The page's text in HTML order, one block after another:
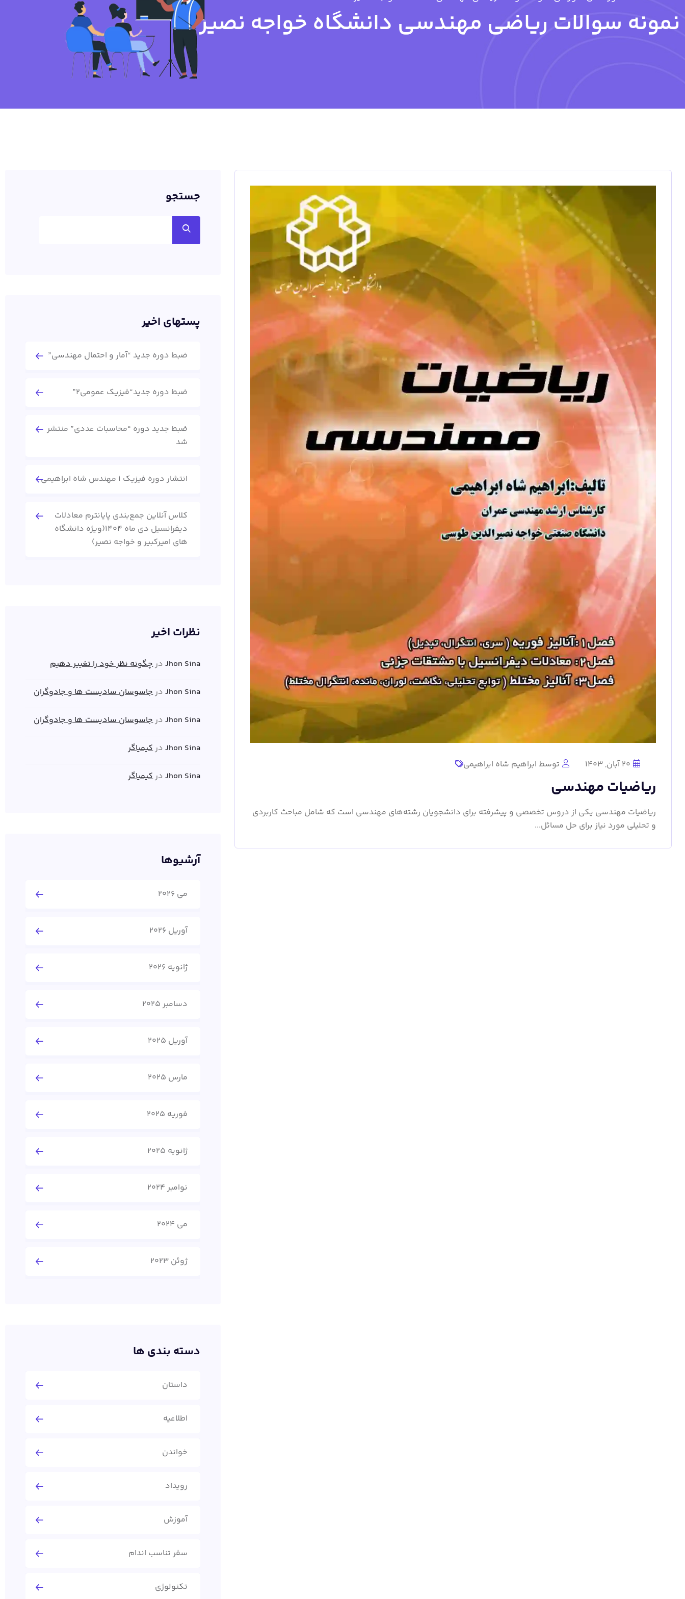
نمونه سوالات ریاضی مهندسی دانشگاه خواجه نصیر
20 آبان, 1403 توسط ابراهیم شاه ابراهیمی
ریاضیات مهندسی
ریاضیات مهندسی یکی از دروس تخصصی و پیشرفته برای دانشجویان رشته‌های مهندسی است که شامل مباحث کاربردی
و تحلیلی مورد نیاز برای حل مسائل...
جستجو
پستهای اخیر
ضبط دوره جدید “آمار و احتمال مهندسی”
ضبط دوره جدید“فیزیک عمومی2”
ضبط جدید دوره “محاسبات عددی” منتشر
شد
انتشار دوره فیزیک 1 مهندس شاه ابراهیمی
کلاس آنلاین جمع‌بندی پایانترم معادلات
دیفرانسیل دی ماه 1404(ویژه دانشگاه
های امیرکبیر و خواجه نصیر)
نظرات اخیر
Jhon Sinaدرچگونه نظر خود را تغییر دهیم
Jhon Sinaدرجاسوسان سادیست ها و جادوگران
Jhon Sinaدرجاسوسان سادیست ها و جادوگران
Jhon Sinaدرکیمیاگر
Jhon Sinaدرکیمیاگر
آرشیوها
می 2026
آوریل 2026
ژانویه 2026
دسامبر 2025
آوریل 2025
مارس 2025
فوریه 2025
ژانویه 2025
نوامبر 2024
می 2024
ژوئن 2023
دسته بندی ها
داستان
اطلاعیه
خواندن
رویداد
آموزش
سفر تناسب اندام
تکنولوژی